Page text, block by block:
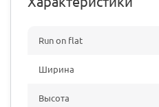
Run on flat
Ширина
Высота